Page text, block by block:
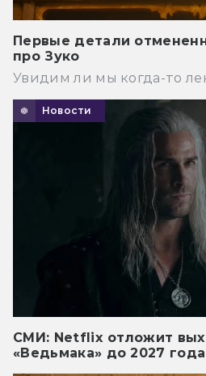
Первые детали
про Зуко
Увидим ли мы когда-то
Новости
СМИ: Netflix отложит
«Ведьмака» до 2027 года